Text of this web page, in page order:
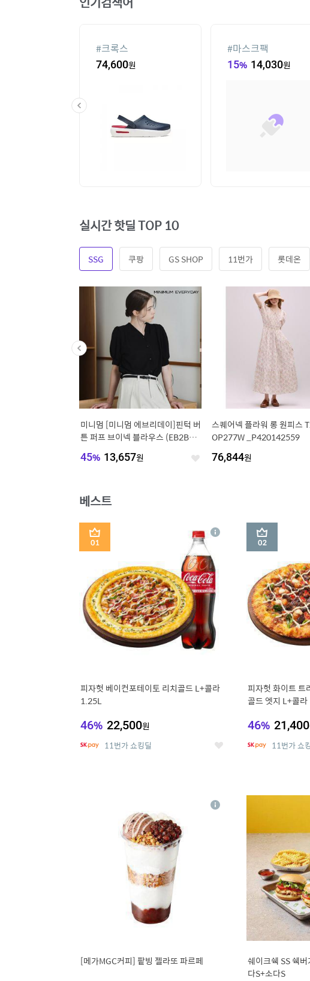
#크록스
74,600원
#마스크팩
15% 14,030원
실시간 핫딜 TOP 10
SSG 쿠팡 GS SHOP 11번가 롯데온
좋
미니멈 [미니멈 에브리데이]핀턱 버
튼 퍼프 브이넥 블라우스 (EB2BA0
45% 13,657원 좋
스퀘어넥 플라워 롱 원피스
OP277W _P420142559
76,844원
베스트
1
피자헛 베이컨포테이토 리치골드 L+콜라
1.25L
46% 22,500원
11번가 쇼킹딜 좋
상
2
피자헛 화이트 트
골드 엣지 L+콜
46% 21,400
11번가 쇼
[메가MGC커피] 팥빙 젤라또 파르페
상
6
쉐이크쉑 SS 쉑
다S+소다S